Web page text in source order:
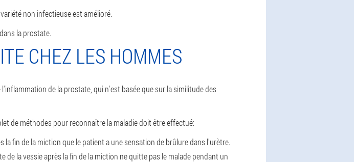
non infectieuse est amélioré.
la prostate.
CHEZ LES HOMMES
de la prostate, qui n'est basée que sur la similitude des
de méthodes pour reconnaître la maladie doit être effectué:
fin de la miction que le patient a une sensation de brûlure dans l'urètre.
de la vessie après la fin de la miction ne quitte pas le malade pendant un